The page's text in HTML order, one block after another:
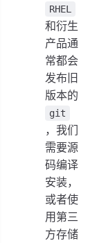
RHEL
和衍生
产品通
常都会
发布旧
版本的
git
，我们
需要源
码编译
安装，
或者使
用第三
方存储